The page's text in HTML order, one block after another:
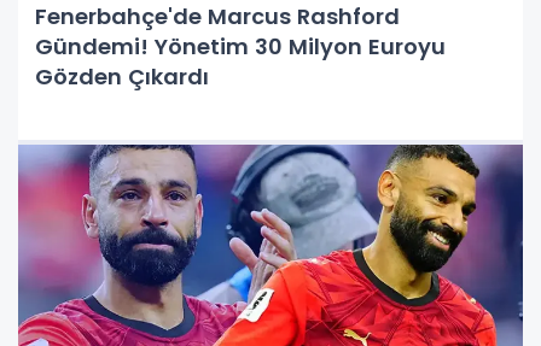
Fenerbahçe'de Marcus Rashford
Gündemi! Yönetim 30 Milyon Euroyu
Gözden Çıkardı